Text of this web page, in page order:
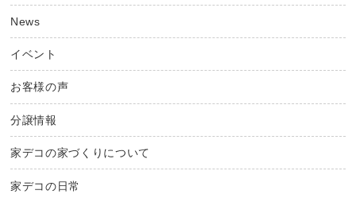
News
イベント
お客様の声
分譲情報
家デコの家づくりについて
家デコの日常